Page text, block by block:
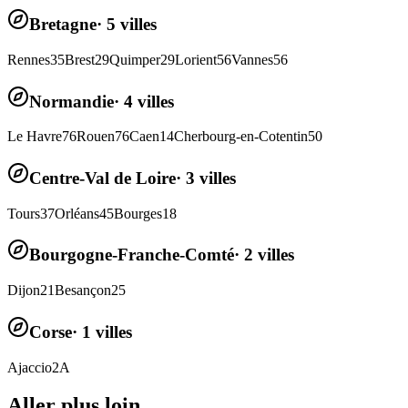
Bretagne· 5 villes
Rennes35Brest29Quimper29Lorient56Vannes56
Normandie· 4 villes
Le Havre76Rouen76Caen14Cherbourg-en-Cotentin50
Centre-Val de Loire· 3 villes
Tours37Orléans45Bourges18
Bourgogne-Franche-Comté· 2 villes
Dijon21Besançon25
Corse· 1 villes
Ajaccio2A